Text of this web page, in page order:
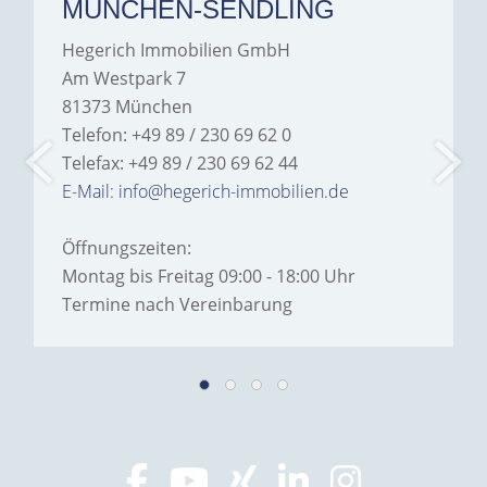
MÜNCHEN-SENDLING
Hegerich Immobilien GmbH
Am Westpark 7
81373 München
Telefon: +49 89 / 230 69 62 0
Telefax: +49 89 / 230 69 62 44
E-Mail: info@hegerich-immobilien.de
Öffnungszeiten:
Montag bis Freitag 09:00 - 18:00 Uhr
Termine nach Vereinbarung